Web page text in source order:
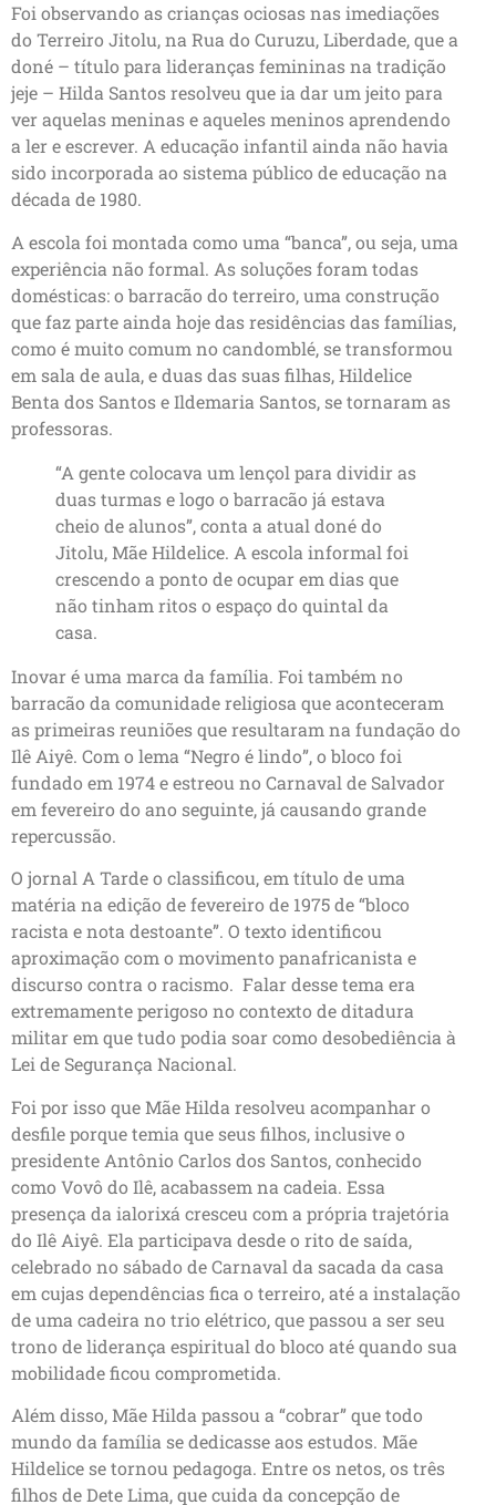
Foi observando as crianças ociosas nas imediações
do Terreiro Jitolu, na Rua do Curuzu, Liberdade, que a
doné – título para lideranças femininas na tradição
jeje – Hilda Santos resolveu que ia dar um jeito para
ver aquelas meninas e aqueles meninos aprendendo
a ler e escrever. A educação infantil ainda não havia
sido incorporada ao sistema público de educação na
década de 1980.
A escola foi montada como uma “banca”, ou seja, uma
experiência não formal. As soluções foram todas
domésticas: o barracão do terreiro, uma construção
que faz parte ainda hoje das residências das famílias,
como é muito comum no candomblé, se transformou
em sala de aula, e duas das suas filhas, Hildelice
Benta dos Santos e Ildemaria Santos, se tornaram as
professoras.
“A gente colocava um lençol para dividir as
duas turmas e logo o barracão já estava
cheio de alunos”, conta a atual doné do
Jitolu, Mãe Hildelice. A escola informal foi
crescendo a ponto de ocupar em dias que
não tinham ritos o espaço do quintal da
casa.
Inovar é uma marca da família. Foi também no
barracão da comunidade religiosa que aconteceram
as primeiras reuniões que resultaram na fundação do
Ilê Aiyê. Com o lema “Negro é lindo”, o bloco foi
fundado em 1974 e estreou no Carnaval de Salvador
em fevereiro do ano seguinte, já causando grande
repercussão.
O jornal A Tarde o classificou, em título de uma
matéria na edição de fevereiro de 1975 de “bloco
racista e nota destoante”. O texto identificou
aproximação com o movimento panafricanista e
discurso contra o racismo. Falar desse tema era
extremamente perigoso no contexto de ditadura
militar em que tudo podia soar como desobediência à
Lei de Segurança Nacional.
Foi por isso que Mãe Hilda resolveu acompanhar o
desfile porque temia que seus filhos, inclusive o
presidente Antônio Carlos dos Santos, conhecido
como Vovô do Ilê, acabassem na cadeia. Essa
presença da ialorixá cresceu com a própria trajetória
do Ilê Aiyê. Ela participava desde o rito de saída,
celebrado no sábado de Carnaval da sacada da casa
em cujas dependências fica o terreiro, até a instalação
de uma cadeira no trio elétrico, que passou a ser seu
trono de liderança espiritual do bloco até quando sua
mobilidade ficou comprometida.
Além disso, Mãe Hilda passou a “cobrar” que todo
mundo da família se dedicasse aos estudos. Mãe
Hildelice se tornou pedagoga. Entre os netos, os três
filhos de Dete Lima, que cuida da concepção de